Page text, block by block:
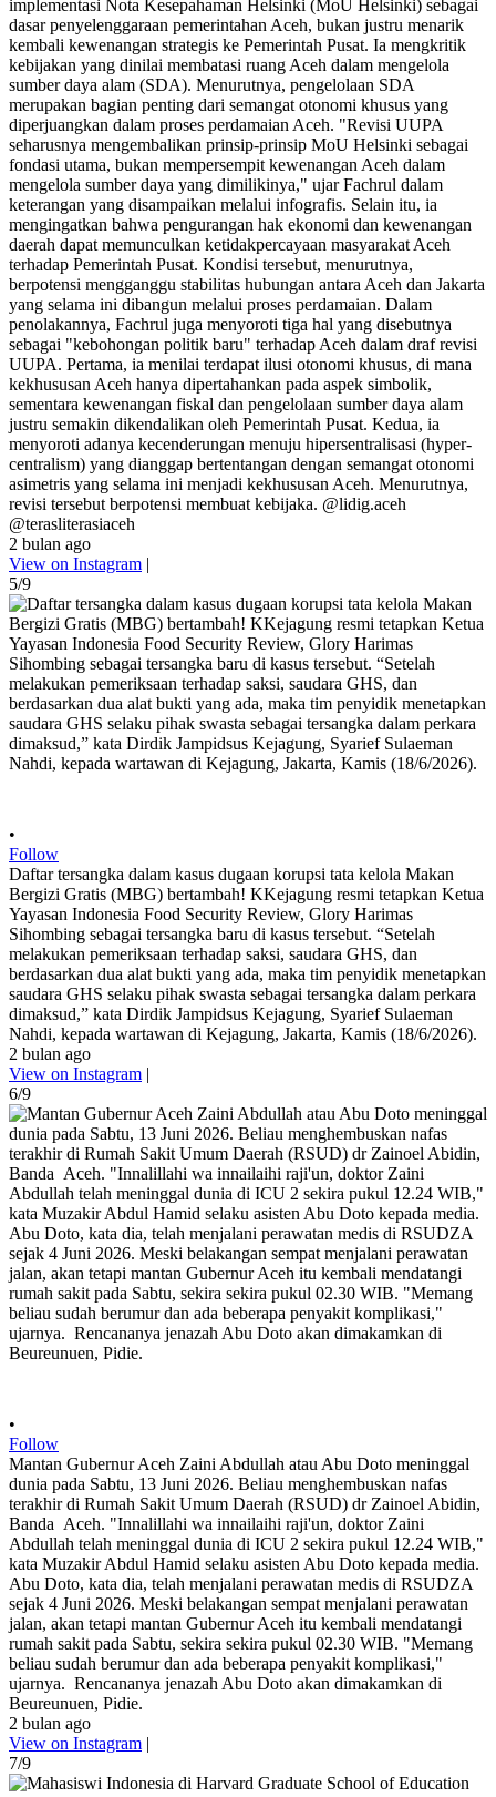
implementasi Nota Kesepahaman Helsinki (MoU Helsinki) sebagai
dasar penyelenggaraan pemerintahan Aceh, bukan justru menarik
kembali kewenangan strategis ke Pemerintah Pusat. Ia mengkritik
kebijakan yang dinilai membatasi ruang Aceh dalam mengelola
sumber daya alam (SDA). Menurutnya, pengelolaan SDA
merupakan bagian penting dari semangat otonomi khusus yang
diperjuangkan dalam proses perdamaian Aceh. "Revisi UUPA
seharusnya mengembalikan prinsip-prinsip MoU Helsinki sebagai
fondasi utama, bukan mempersempit kewenangan Aceh dalam
mengelola sumber daya yang dimilikinya," ujar Fachrul dalam
keterangan yang disampaikan melalui infografis. Selain itu, ia
mengingatkan bahwa pengurangan hak ekonomi dan kewenangan
daerah dapat memunculkan ketidakpercayaan masyarakat Aceh
terhadap Pemerintah Pusat. Kondisi tersebut, menurutnya,
berpotensi mengganggu stabilitas hubungan antara Aceh dan Jakarta
yang selama ini dibangun melalui proses perdamaian. Dalam
penolakannya, Fachrul juga menyoroti tiga hal yang disebutnya
sebagai "kebohongan politik baru" terhadap Aceh dalam draf revisi
UUPA. Pertama, ia menilai terdapat ilusi otonomi khusus, di mana
kekhususan Aceh hanya dipertahankan pada aspek simbolik,
sementara kewenangan fiskal dan pengelolaan sumber daya alam
justru semakin dikendalikan oleh Pemerintah Pusat. Kedua, ia
menyoroti adanya kecenderungan menuju hipersentralisasi (hyper-
centralism) yang dianggap bertentangan dengan semangat otonomi
asimetris yang selama ini menjadi kekhususan Aceh. Menurutnya,
revisi tersebut berpotensi membuat kebijaka. @lidig.aceh
@terasliterasiaceh
2 bulan ago
View on Instagram |
5/9
•
Follow
Daftar tersangka dalam kasus dugaan korupsi tata kelola Makan
Bergizi Gratis (MBG) bertambah! KKejagung resmi tetapkan Ketua
Yayasan Indonesia Food Security Review, Glory Harimas
Sihombing sebagai tersangka baru di kasus tersebut. “Setelah
melakukan pemeriksaan terhadap saksi, saudara GHS, dan
berdasarkan dua alat bukti yang ada, maka tim penyidik menetapkan
saudara GHS selaku pihak swasta sebagai tersangka dalam perkara
dimaksud,” kata Dirdik Jampidsus Kejagung, Syarief Sulaeman
Nahdi, kepada wartawan di Kejagung, Jakarta, Kamis (18/6/2026).
2 bulan ago
View on Instagram |
6/9
•
Follow
Mantan Gubernur Aceh Zaini Abdullah atau Abu Doto meninggal
dunia pada Sabtu, 13 Juni 2026. Beliau menghembuskan nafas
terakhir di Rumah Sakit Umum Daerah (RSUD) dr Zainoel Abidin,
Banda Aceh. "Innalillahi wa innailaihi raji'un, doktor Zaini
Abdullah telah meninggal dunia di ICU 2 sekira pukul 12.24 WIB,"
kata Muzakir Abdul Hamid selaku asisten Abu Doto kepada media.
Abu Doto, kata dia, telah menjalani perawatan medis di RSUDZA
sejak 4 Juni 2026. Meski belakangan sempat menjalani perawatan
jalan, akan tetapi mantan Gubernur Aceh itu kembali mendatangi
rumah sakit pada Sabtu, sekira sekira pukul 02.30 WIB. "Memang
beliau sudah berumur dan ada beberapa penyakit komplikasi,"
ujarnya. Rencananya jenazah Abu Doto akan dimakamkan di
Beureunuen, Pidie.
2 bulan ago
View on Instagram |
7/9